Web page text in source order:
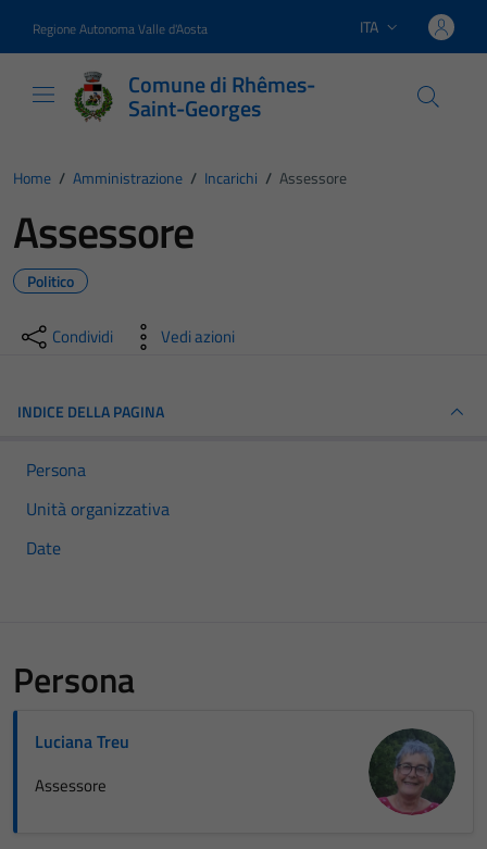
Regione Autonoma Valle d'Aosta Lingua attiva:
ITA
Comune di Rhêmes-
Saint-Georges
Home / Amministrazione / Incarichi / Assessore
Assessore
Politico
Condividi Vedi azioni
INDICE DELLA PAGINA
Persona
Unità organizzativa
Date
Persona
Luciana Treu
Assessore